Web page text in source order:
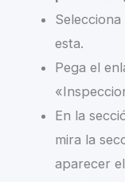
esta.
Pega el
En la
mira la
aparecer